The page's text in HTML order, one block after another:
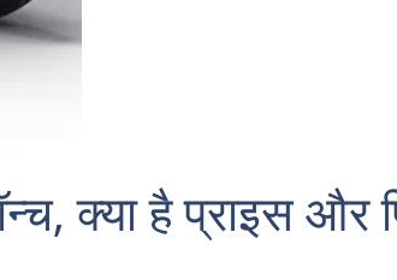
क्या है प्राइस और